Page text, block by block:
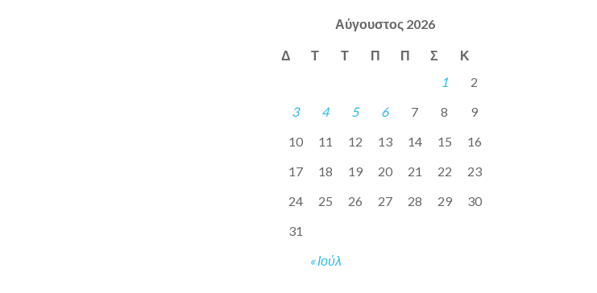
Αύγουστος 2026
Δ Τ Τ Π Π Σ Κ
« Ιούλ
1
2
3
4 5 6 7 8
9
10
11 12 13 14 15
16
17
18 19 20 21 22
23
24
25 26 27 28 29
30
31